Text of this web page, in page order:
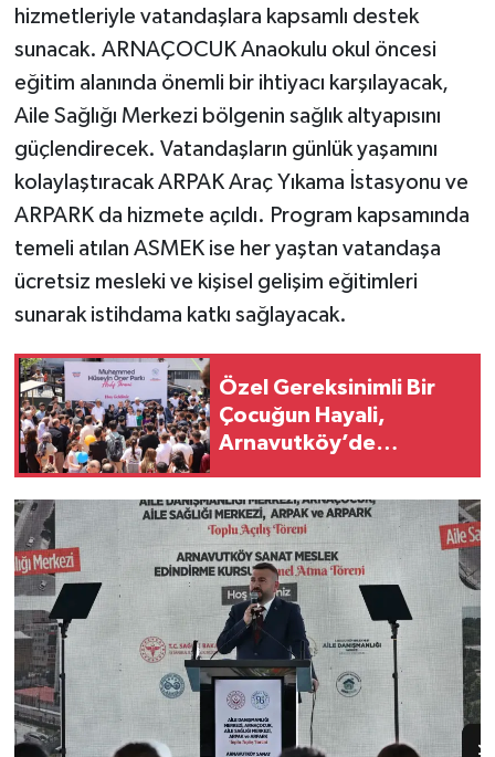
hizmetleriyle vatandaşlara kapsamlı destek
sunacak. ARNAÇOCUK Anaokulu okul öncesi
eğitim alanında önemli bir ihtiyacı karşılayacak,
Aile Sağlığı Merkezi bölgenin sağlık altyapısını
güçlendirecek. Vatandaşların günlük yaşamını
kolaylaştıracak ARPAK Araç Yıkama İstasyonu ve
ARPARK da hizmete açıldı. Program kapsamında
temeli atılan ASMEK ise her yaştan vatandaşa
ücretsiz mesleki ve kişisel gelişim eğitimleri
sunarak istihdama katkı sağlayacak.
Özel Gereksinimli Bir
Çocuğun Hayali,
Arnavutköy’de
Mutluluğu Oldu